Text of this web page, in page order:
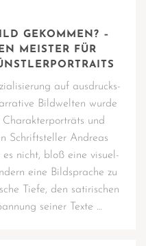
GEKOMMEN? –
MEISTER FÜR
auf aus­drucks­
Bild­wel­ten wur­de
und
Schrift­stel­ler Andre­as
nicht, bloß eine visu­el­
eine Bild­spra­che zu
Tie­fe, den sati­ri­schen
sei­ner Texte …